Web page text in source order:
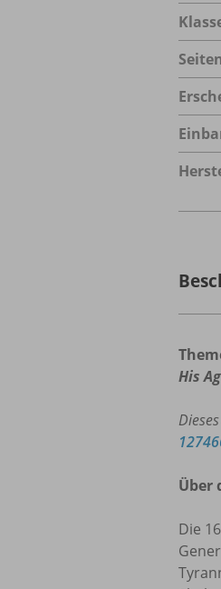
His
Über
Die